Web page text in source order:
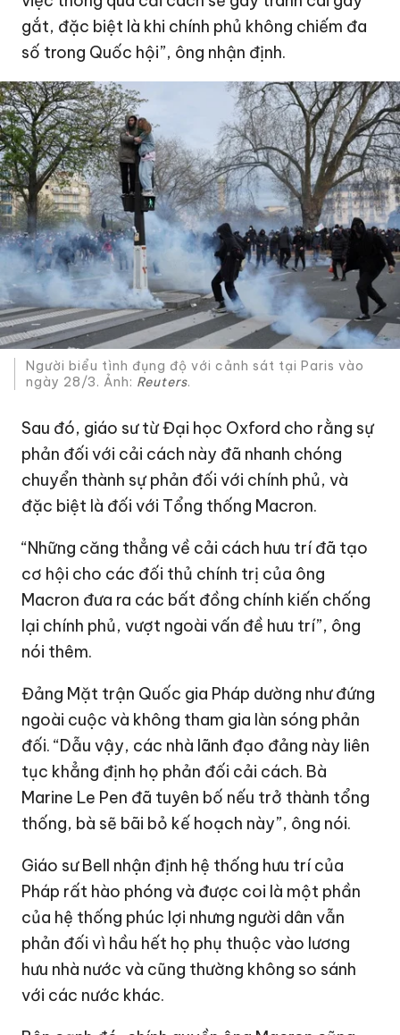
gắt, đặc biệt là khi chính phủ không chiếm đa
số trong Quốc hội”, ông nhận định.
Người biểu tình đụng độ với cảnh sát tại Paris vào
ngày 28/3. Ảnh: Reuters.
Sau đó, giáo sư từ Đại học Oxford cho rằng sự
phản đối với cải cách này đã nhanh chóng
chuyển thành sự phản đối với chính phủ, và
đặc biệt là đối với Tổng thống Macron.
“Những căng thẳng về cải cách hưu trí đã tạo
cơ hội cho các đối thủ chính trị của ông
Macron đưa ra các bất đồng chính kiến chống
lại chính phủ, vượt ngoài vấn đề hưu trí”, ông
nói thêm.
Đảng Mặt trận Quốc gia Pháp dường như đứng
ngoài cuộc và không tham gia làn sóng phản
đối. “Dẫu vậy, các nhà lãnh đạo đảng này liên
tục khẳng định họ phản đối cải cách. Bà
Marine Le Pen đã tuyên bố nếu trở thành tổng
thống, bà sẽ bãi bỏ kế hoạch này”, ông nói.
Giáo sư Bell nhận định hệ thống hưu trí của
Pháp rất hào phóng và được coi là một phần
của hệ thống phúc lợi nhưng người dân vẫn
phản đối vì hầu hết họ phụ thuộc vào lương
hưu nhà nước và cũng thường không so sánh
với các nước khác.